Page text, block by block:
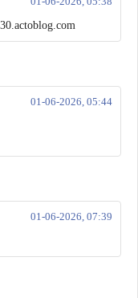
01-06-2026, 05:44
01-06-2026, 07:39